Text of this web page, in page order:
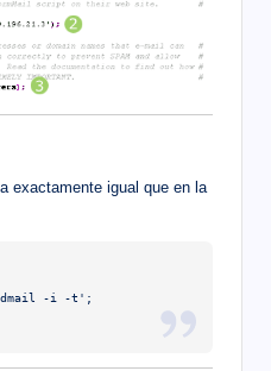
exactamente igual que en la
-i -t';